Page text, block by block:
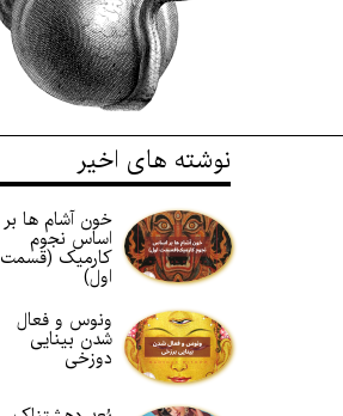
نوشته های اخیر
خون آشام ها بر
اساس نجوم
کارمیک (قسمت
اول)
ونوس و فعال
شدن بینایی
دوزخی